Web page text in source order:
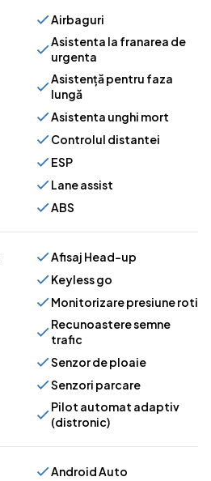
Airbaguri
Asistenta la franarea de
urgenta
Asistență pentru faza
lungă
Asistenta unghi mort
Controlul distantei
ESP
Lane assist
ABS
Afisaj Head-up
Keyless go
Monitorizare presiune roti
Recunoastere semne
trafic
Senzor de ploaie
Senzori parcare
Pilot automat adaptiv
(distronic)
Android Auto